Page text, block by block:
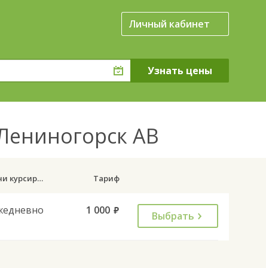
Личный кабинет
АВ
Дни курсирования Тариф
1 000 руб. Выбрать